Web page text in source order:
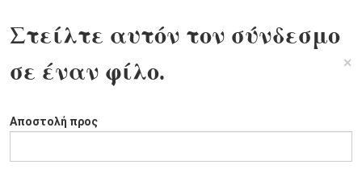
Στείλτε αυτόν τον σύνδεσμο
σε έναν φίλο.
×
Αποστολή προς